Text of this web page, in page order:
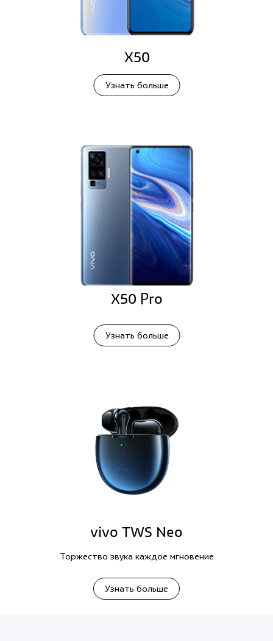
X50
Узнать больше
X50 Pro
Узнать больше
vivo TWS Neo
Торжество звука каждое мгновение
Узнать больше